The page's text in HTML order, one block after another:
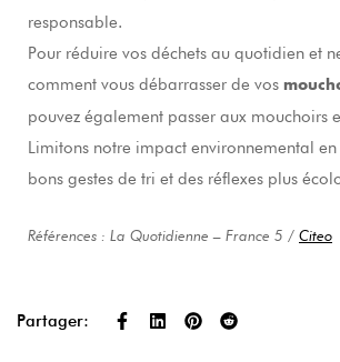
responsable.
Pour réduire vos déchets au quotidien et
comment vous débarrasser de vos
pouvez également passer aux mouchoirs
Limitons notre impact environnemental
bons gestes de tri et des réflexes plus
Références : La Quotidienne – France 5 / Citeo
Partager: